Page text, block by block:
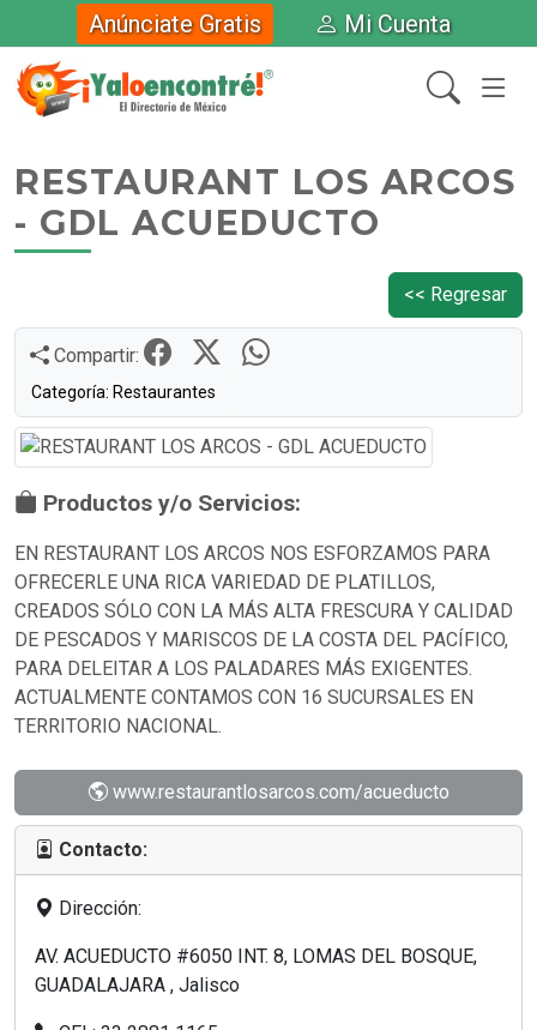
Anúnciate Gratis Mi Cuenta
RESTAURANT LOS ARCOS
- GDL ACUEDUCTO
<< Regresar
Compartir:
Categoría: Restaurantes
Productos y/o Servicios:
EN RESTAURANT LOS ARCOS NOS ESFORZAMOS PARA
OFRECERLE UNA RICA VARIEDAD DE PLATILLOS,
CREADOS SÓLO CON LA MÁS ALTA FRESCURA Y CALIDAD
DE PESCADOS Y MARISCOS DE LA COSTA DEL PACÍFICO,
PARA DELEITAR A LOS PALADARES MÁS EXIGENTES.
ACTUALMENTE CONTAMOS CON 16 SUCURSALES EN
TERRITORIO NACIONAL.
www.restaurantlosarcos.com/acueducto
Contacto:
Dirección:
AV. ACUEDUCTO #6050 INT. 8, LOMAS DEL BOSQUE,
GUADALAJARA , Jalisco